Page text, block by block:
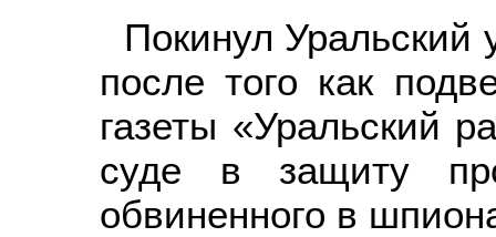
Покинул Уральский
после того как
газеты «Уральский
суде в защиту
обвиненного в